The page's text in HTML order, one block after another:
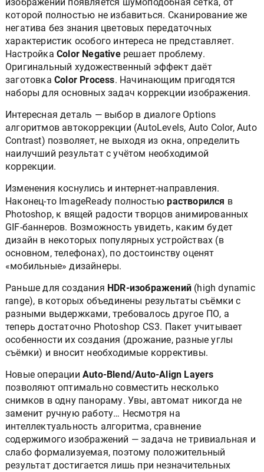
которой полностью не избавиться. Сканирование же
негатива без знания цветовых передаточных
характеристик особого интереса не представляет.
Настройка Color Negativeрешает проблему.
Оригинальный художественный эффект даёт
заготовка Color Process. Начинающим пригодятся
наборы для основных задач коррекции изображения.
Интересная деталь — выбор в диалоге Options
алгоритмов автокоррекции (AutoLevels, Auto Color, Auto
Contrast) позволяет, не выходя из окна, определить
наилучший результат с учётом необходимой
коррекции.
Изменения коснулись и интернет-направления.
Наконец-то ImageReady полностьюрастворился в
Photoshop, к вящей радости творцов анимированных
GIF-баннеров. Возможность увидеть, каким будет
дизайн в некоторых популярных устройствах (в
основном, телефонах), по достоинству оценят
«мобильные» дизайнеры.
Раньше для создания HDR-изображений (high dynamic
range), в которых объединены результаты съёмки с
разными выдержками, требовалось другое ПО, а
теперь достаточно Photoshop CS3. Пакет учитывает
особенности их создания (дрожание, разные углы
съёмки) и вносит необходимые коррективы.
Новые операции Auto-Blend/Auto-Align Layers
позволяют оптимально совместить несколько
cнимков в одну панораму. Увы, автомат никогда не
заменит ручную работу… Несмотря на
интеллектуальность алгоритма, сравнение
содержимого изображений — задача не тривиальная и
слабо формализуемая, поэтому положительный
результат достигается лишь при незначительных